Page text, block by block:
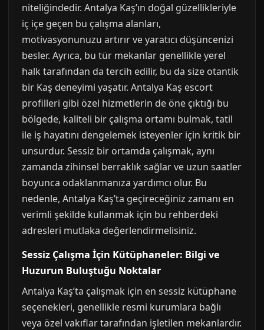
niteliğindedir. Antalya Kaş’ın doğal güzellikleriyle
iç içe geçen bu çalışma alanları,
motivasyonunuzu artırır ve yaratıcı düşüncenizi
besler. Ayrıca, bu tür mekanlar genellikle yerel
halk tarafından da tercih edilir, bu da size otantik
bir Kaş deneyimi yaşatır. Antalya Kaş escort
profilleri gibi özel hizmetlerin de öne çıktığı bu
bölgede, kaliteli bir çalışma ortamı bulmak, tatil
ile iş hayatını dengelemek isteyenler için kritik bir
unsurdur. Sessiz bir ortamda çalışmak, aynı
zamanda zihinsel berraklık sağlar ve uzun saatler
boyunca odaklanmanıza yardımcı olur. Bu
nedenle, Antalya Kaş’ta geçireceğiniz zamanı en
verimli şekilde kullanmak için bu rehberdeki
adresleri mutlaka değerlendirmelisiniz.
Sessiz Çalışma İçin Kütüphaneler: Bilgi ve
Huzurun Buluştuğu Noktalar
Antalya Kaş’ta çalışmak için en sessiz kütüphane
seçenekleri, genellikle resmi kurumlara bağlı
veya özel vakıflar tarafından işletilen mekanlardır.